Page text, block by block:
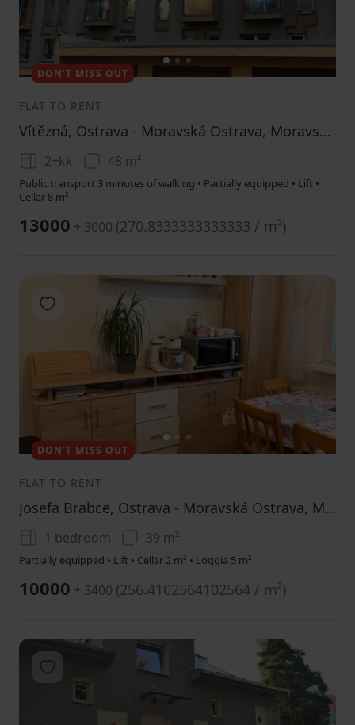
12 3
DON’T MISS OUT
FLAT TO RENT
Vítězná, Ostrava - Moravská Ostrava, Moravskoslezský Region
2+kk 48 m²
Public transport 3 minutes of walking • Partially equipped • Lift •
Cellar 8 m²
13000 + 3000 (270.8333333333333 / m²)
12 3
Add to favorites
DON’T MISS OUT
FLAT TO RENT
Josefa Brabce, Ostrava - Moravská Ostrava, Moravskoslezský Region
1 bedroom 39 m²
Partially equipped • Lift • Cellar 2 m² • Loggia 5 m²
10000 + 3400 (256.4102564102564 / m²)
Add to favorites